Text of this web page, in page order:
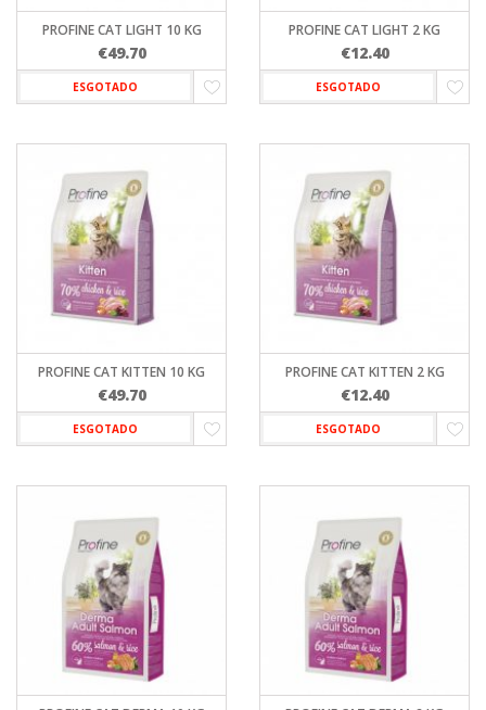
PROFINE CAT LIGHT 10 KG
€49.70
ESGOTADO
PROFINE CAT LIGHT 2 KG
€12.40
ESGOTADO
PROFINE CAT KITTEN 10 KG
€49.70
ESGOTADO
PROFINE CAT KITTEN 2 KG
€12.40
ESGOTADO